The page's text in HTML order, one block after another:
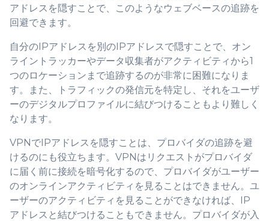
アドレスを隠すことで、このようなウェブベースの追跡を
回避できます。
自分のIPアドレスを別のIPアドレスで隠すことで、オン
ライントラッカーやデータ収集者がアクティビティから1
つのロケーションまで追跡するのが非常に困難になりま
す。また、トラフィックの発信元を特定し、それをユーザ
ーのデジタルプロファイルに結びつけることもより難しく
なります。
VPNでIPアドレスを隠すことは、プロバイダの追跡を避
けるのにも役立ちます。VPNはリクエストがプロバイダ
に届く前に接続を暗号化するので、プロバイダがユーザー
のオンラインアクティビティを見ることはできません。ユ
ーザーのアクティビティを見ることができなければ、IP
アドレスと結びつけることもできません。プロバイダが入